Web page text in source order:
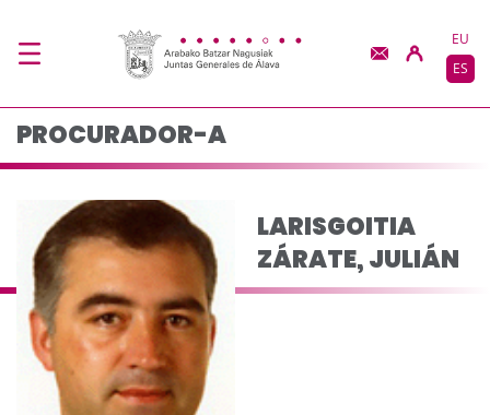
LARISGOITIA
EU
ES
PROCURADOR-A
LARISGOITIA
ZÁRATE, JULIÁN